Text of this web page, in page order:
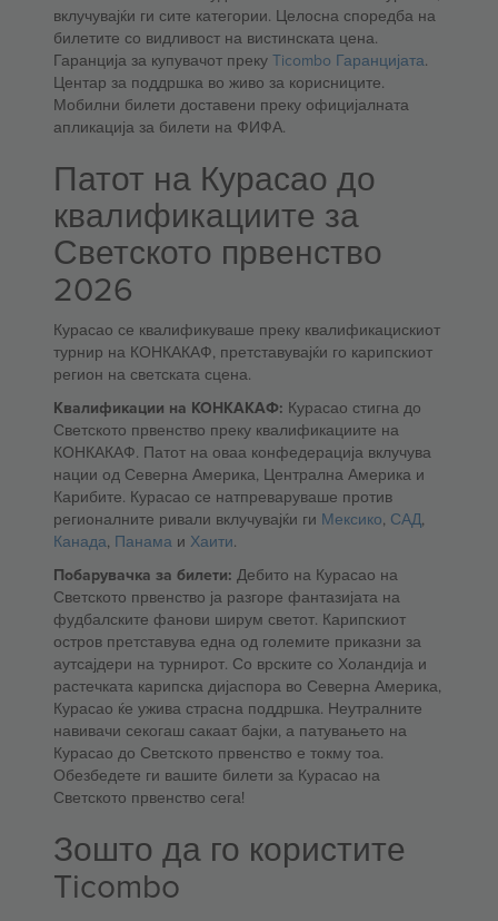
вклучувајќи ги сите категории. Целосна споредба на
билетите со видливост на вистинската цена.
Гаранција за купувачот преку Ticombo Гаранцијата.
Центар за поддршка во живо за корисниците.
Мобилни билети доставени преку официјалната
апликација за билети на ФИФА.
Патот на Курасао до
квалификациите за
Светското првенство
2026
Курасао се квалификуваше преку квалификацискиот
турнир на КОНКАКАФ, претставувајќи го карипскиот
регион на светската сцена.
Квалификации на КОНКАКАФ: Курасао стигна до
Светското првенство преку квалификациите на
КОНКАКАФ. Патот на оваа конфедерација вклучува
нации од Северна Америка, Централна Америка и
Карибите. Курасао се натпреваруваше против
регионалните ривали вклучувајќи ги Мексико, САД,
Канада, Панама и Хаити.
Побарувачка за билети: Дебито на Курасао на
Светското првенство ја разгоре фантазијата на
фудбалските фанови ширум светот. Карипскиот
остров претставува една од големите приказни за
аутсајдери на турнирот. Со врските со Холандија и
растечката карипска дијаспора во Северна Америка,
Курасао ќе ужива страсна поддршка. Неутралните
навивачи секогаш сакаат бајки, а патувањето на
Курасао до Светското првенство е токму тоа.
Обезбедете ги вашите билети за Курасао на
Светското првенство сега!
Зошто да го користите
Ticombo